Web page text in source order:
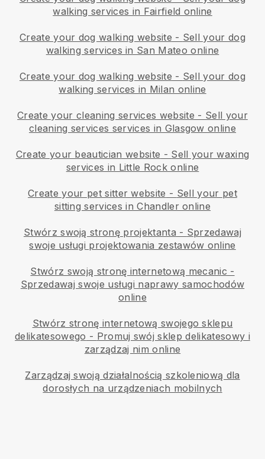
walking services in Fairfield online
Create your dog walking website - Sell your dog
walking services in San Mateo online
Create your dog walking website - Sell your dog
walking services in Milan online
Create your cleaning services website - Sell your
cleaning services services in Glasgow online
Create your beautician website - Sell your waxing
services in Little Rock online
Create your pet sitter website - Sell your pet
sitting services in Chandler online
Stwórz swoją stronę projektanta - Sprzedawaj
swoje usługi projektowania zestawów online
Stwórz swoją stronę internetową mecanic -
Sprzedawaj swoje usługi naprawy samochodów
online
Stwórz stronę internetową swojego sklepu
delikatesowego - Promuj swój sklep delikatesowy i
zarządzaj nim online
Zarządzaj swoją działalnością szkoleniową dla
dorosłych na urządzeniach mobilnych